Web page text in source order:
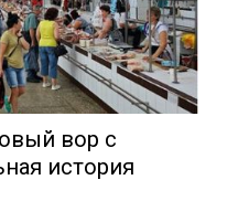
вор с
история